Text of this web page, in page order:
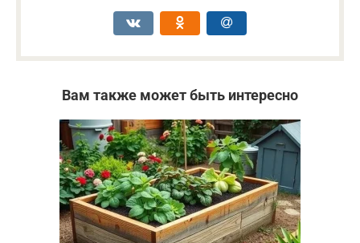
Вам также может быть интересно